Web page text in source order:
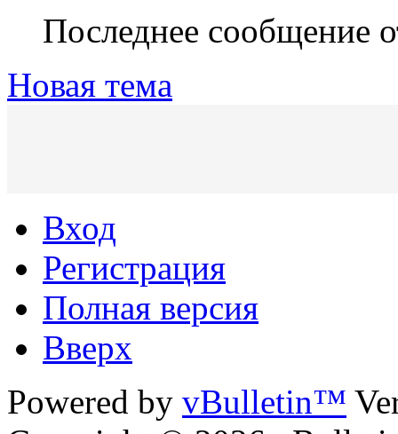
Последнее сообщение
Новая тема
Вход
Регистрация
Полная версия
Вверх
Powered by vBulletin™